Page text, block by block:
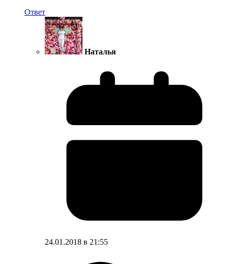
Ответ
Наталья
24.01.2018 в 21:55